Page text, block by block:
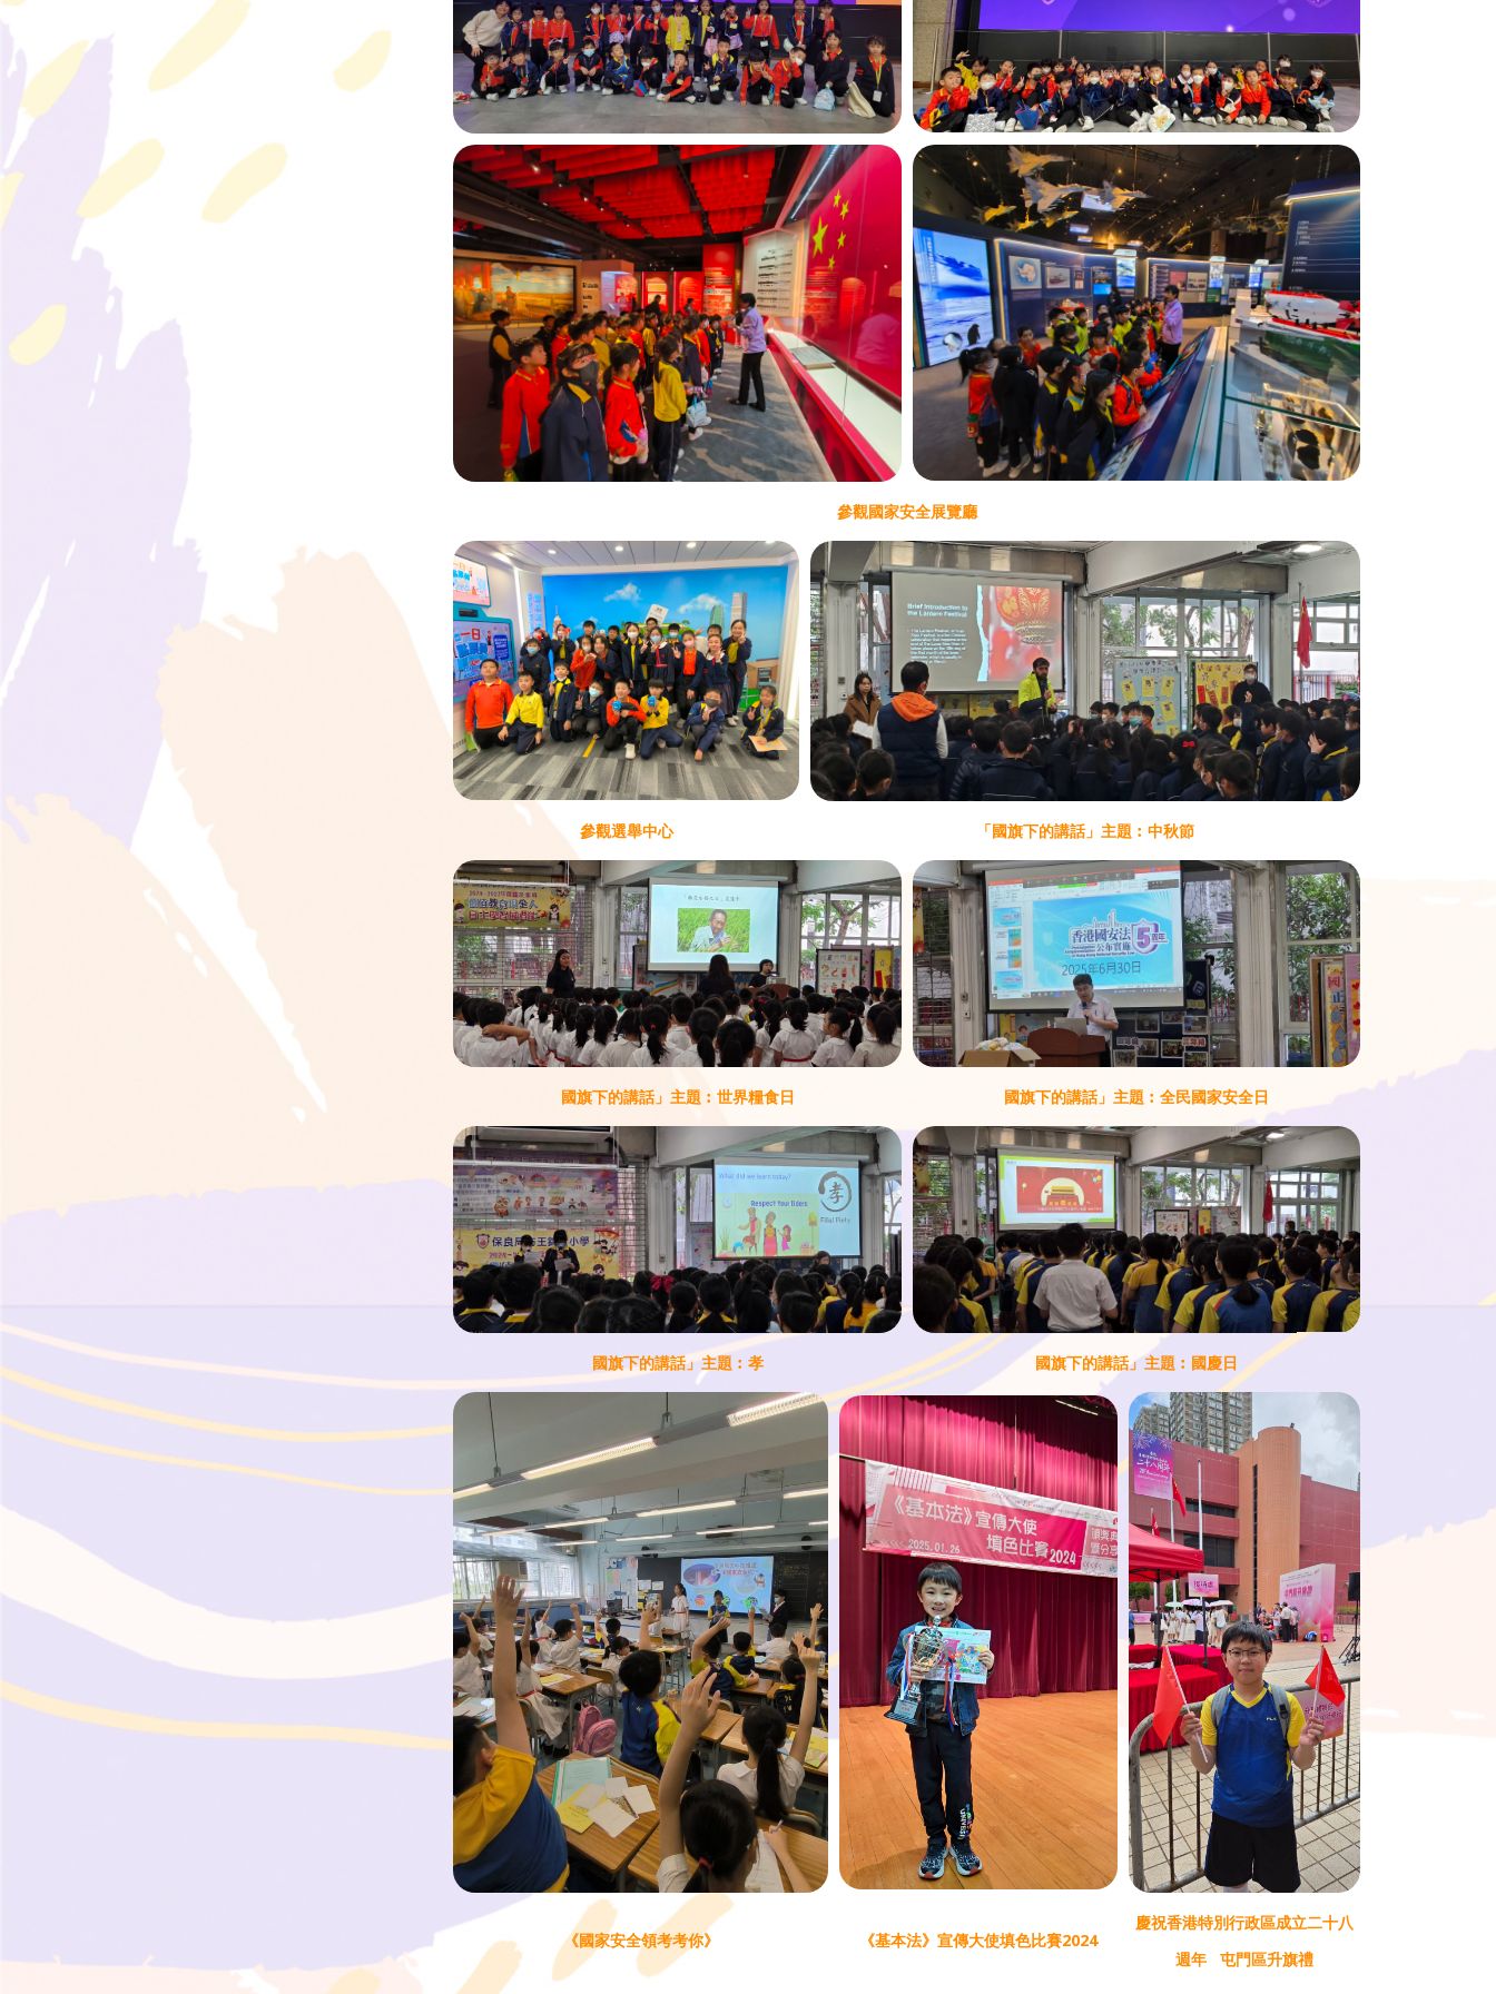
參觀國家安全展覽廳
參觀選舉中心 「國旗下的講話」主題︰中秋節
國旗下的講話」主題︰世界糧食日 國旗下的講話」主題︰全民國家安全日
國旗下的講話」主題︰孝 國旗下的講話」主題︰國慶日
《國家安全領考考你》 《基本法》宣傳大使填色比賽2024
慶祝香港特別行政區成立二十八
週年 屯門區升旗禮